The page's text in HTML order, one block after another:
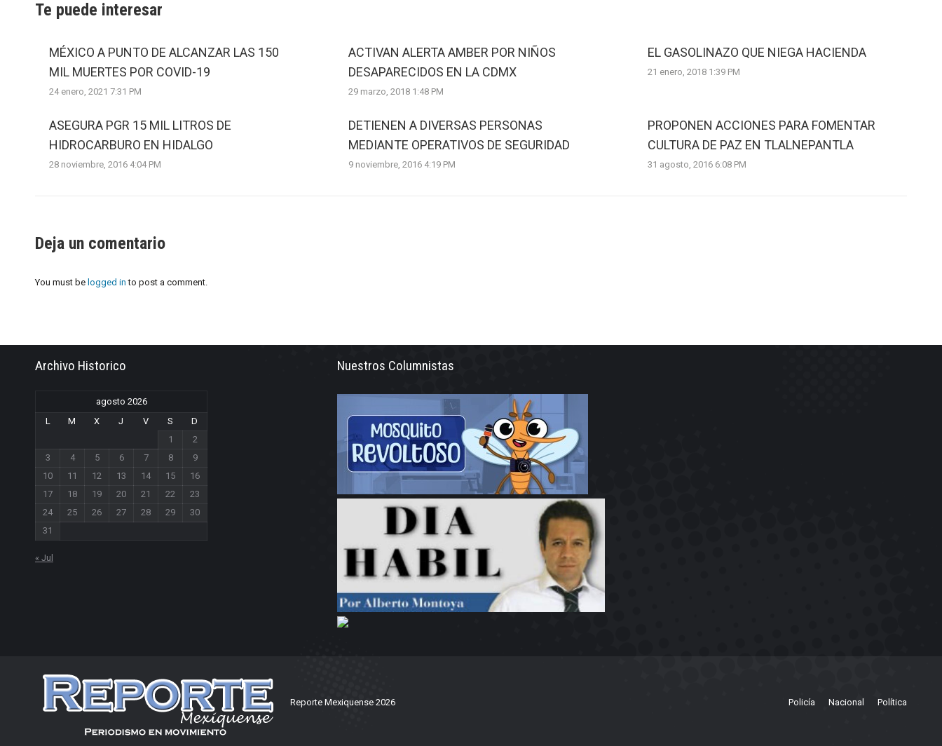
Te puede interesar
MÉXICO A PUNTO DE ALCANZAR LAS 150
MIL MUERTES POR COVID-19
24 enero, 2021 7:31 PM
ACTIVAN ALERTA AMBER POR NIÑOS
DESAPARECIDOS EN LA CDMX
29 marzo, 2018 1:48 PM
EL GASOLINAZO QUE NIEGA HACIENDA
21 enero, 2018 1:39 PM
ASEGURA PGR 15 MIL LITROS DE
HIDROCARBURO EN HIDALGO
28 noviembre, 2016 4:04 PM
DETIENEN A DIVERSAS PERSONAS
MEDIANTE OPERATIVOS DE SEGURIDAD
9 noviembre, 2016 4:19 PM
PROPONEN ACCIONES PARA FOMENTAR
CULTURA DE PAZ EN TLALNEPANTLA
31 agosto, 2016 6:08 PM
Deja un comentario
You must be logged in to post a comment.
Archivo Historico
agosto 2026
L
M X J V S
D
1
2
3
4 5 6 7 8
9
10
11 12 13 14 15
16
17
18 19 20 21 22
23
24
25 26 27 28 29
30
31
« Jul
Nuestros Columnistas
Reporte Mexiquense 2026 Policía Nacional Política